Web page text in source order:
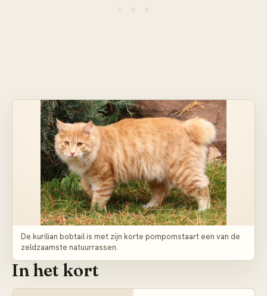
De kurilian bobtail is met zijn korte pompomstaart een van de
zeldzaamste natuurrassen.
In het kort